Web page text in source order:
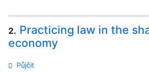
2. Practicing law in the
economy
Půjčit